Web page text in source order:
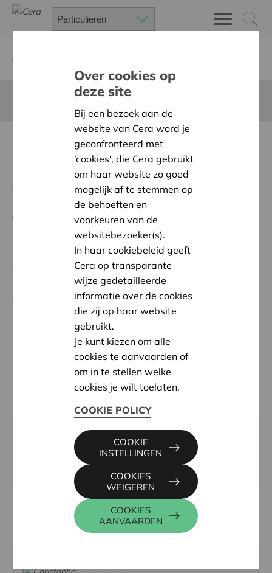
Une fontaine à eau
publique
Terug naar overzicht
Ambitie: Warme en zorgzame buurten voor iedereen
Regionaal Project
Startdatum:
08/02/2024
Status:
Volledig
Liège
Datum:
08/02/2024
Beslissing: Goedgekeurd
Partner
DO MI DO, RUE DES ANC. COMBATTANTS 104, 4683
www.domido.be
Contactpersoon
Over cookies op
deze site
Bij een bezoek aan de
website van Cera word je
geconfronteerd met
’cookies‘, die Cera gebruikt
om haar website zo goed
mogelijk af te stemmen op
de behoeften en
voorkeuren van de
websitebezoeker(s).
In haar cookiebeleid geeft
Cera op transparante
wijze gedetailleerde
informatie over de cookies
die zij op haar website
gebruikt.
Je kunt kiezen om alle
cookies te aanvaarden of
om in te stellen welke
cookies je wilt toelaten.
COOKIE POLICY
COOKIES
AANVAARDEN
COOKIES
WEIGEREN
COOKIE
INSTELLINGEN